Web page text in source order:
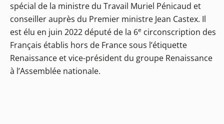
spécial de la ministre du Travail Muriel Pénicaud et
conseiller auprès du Premier ministre Jean Castex. Il
est élu en juin 2022 député de la 6e circonscription des
Français établis hors de France sous l’étiquette
Renaissance et vice-président du groupe Renaissance
à l’Assemblée nationale.